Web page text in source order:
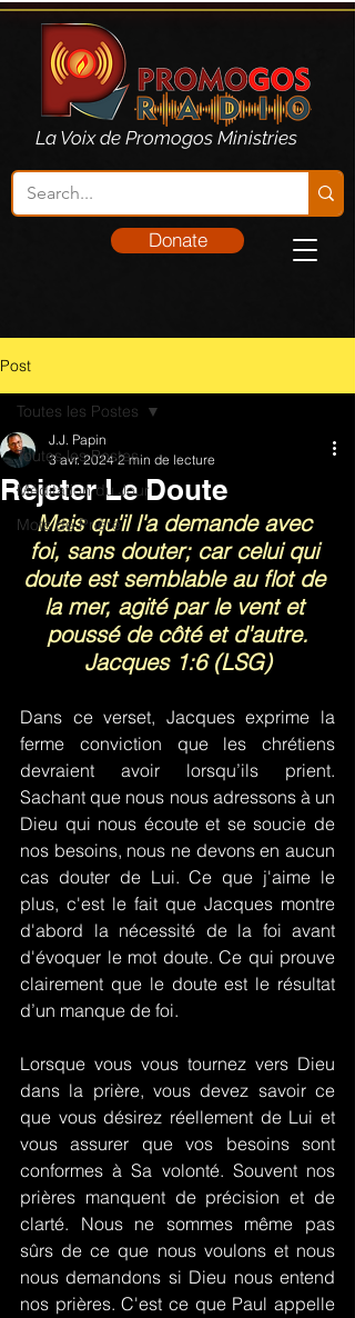
La Voix de Promogos Ministries
Donate
Post
Toutes les Postes
Méditation du Jour
Mots de Prière
Toutes les Postes
Rejeter Le Doute
J.J. Papin
3 avr. 2024 2 min de lecture
Mais qu'il l'a demande avec
foi, sans douter; car celui qui
doute est semblable au flot de
la mer, agité par le vent et
poussé de côté et d'autre.
Jacques 1:6 (LSG)
Dans ce verset, Jacques exprime la
ferme conviction que les chrétiens
devraient avoir lorsqu’ils prient.
Sachant que nous nous adressons à un
Dieu qui nous écoute et se soucie de
nos besoins, nous ne devons en aucun
cas douter de Lui. Ce que j'aime le
plus, c'est le fait que Jacques montre
d'abord la nécessité de la foi avant
d'évoquer le mot doute. Ce qui prouve
clairement que le doute est le résultat
d’un manque de foi.
Lorsque vous vous tournez vers Dieu
dans la prière, vous devez savoir ce
que vous désirez réellement de Lui et
vous assurer que vos besoins sont
conformes à Sa volonté. Souvent nos
prières manquent de précision et de
clarté. Nous ne sommes même pas
sûrs de ce que nous voulons et nous
nous demandons si Dieu nous entend
nos prières. C'est ce que Paul appelle